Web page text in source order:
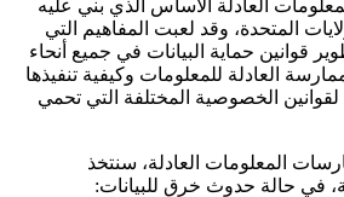
العادلة الأساس الذي بني عليه
المتحدة، وقد لعبت المفاهيم التي
قوانين حماية البيانات في جميع أنحاء
العادلة للمعلومات وكيفية تنفيذها
لقوانين الخصوصية المختلفة التي تحمي
المعلومات العادلة، سنتخذ
في حالة حدوث خرق للبيانات: